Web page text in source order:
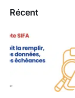
Récent